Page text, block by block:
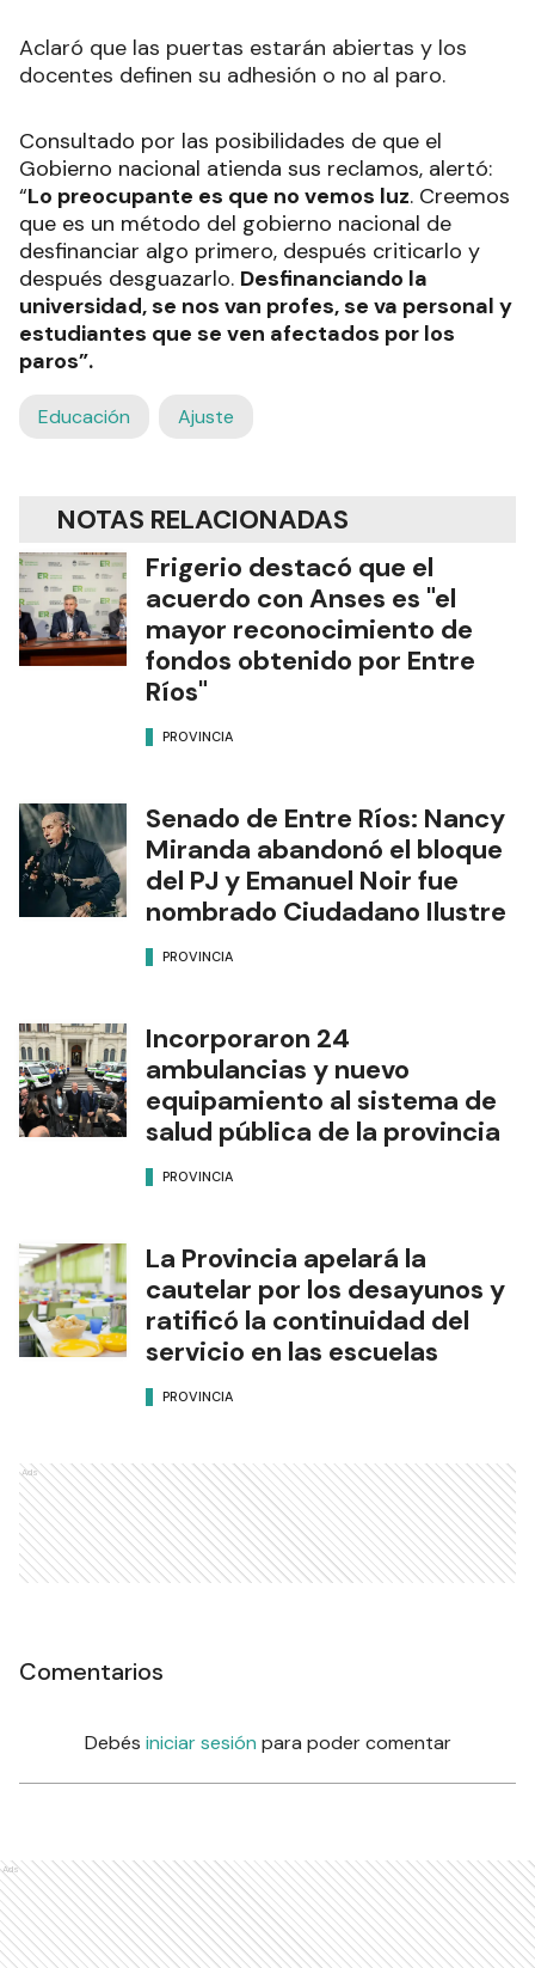
Aclaró que las puertas estarán abiertas y los
docentes definen su adhesión o no al paro.
Consultado por las posibilidades de que el
Gobierno nacional atienda sus reclamos, alertó:
“Lo preocupante es que no vemos luz. Creemos
que es un método del gobierno nacional de
desfinanciar algo primero, después criticarlo y
después desguazarlo. Desfinanciando la
universidad, se nos van profes, se va personal y
estudiantes que se ven afectados por los
paros”.
Educación Ajuste
NOTAS RELACIONADAS
Frigerio destacó que el
acuerdo con Anses es "el
mayor reconocimiento de
fondos obtenido por Entre
Ríos"
PROVINCIA
Senado de Entre Ríos: Nancy
Miranda abandonó el bloque
del PJ y Emanuel Noir fue
nombrado Ciudadano Ilustre
PROVINCIA
Incorporaron 24
ambulancias y nuevo
equipamiento al sistema de
salud pública de la provincia
PROVINCIA
La Provincia apelará la
cautelar por los desayunos y
ratificó la continuidad del
servicio en las escuelas
PROVINCIA
Ads
Comentarios
Debés iniciar sesión para poder comentar
Ads